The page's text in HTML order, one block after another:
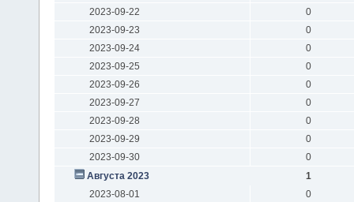
2023-09-22
0
2023-09-23
0
2023-09-24
0
2023-09-25
0
2023-09-26
0
2023-09-27
0
2023-09-28
0
2023-09-29
0
2023-09-30
0
Августа 2023
1
2023-08-01
0